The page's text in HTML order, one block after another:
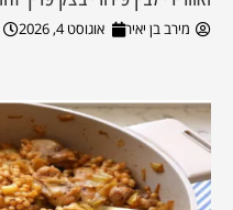
מירב בן יאיר אוגוסט 4, 2026